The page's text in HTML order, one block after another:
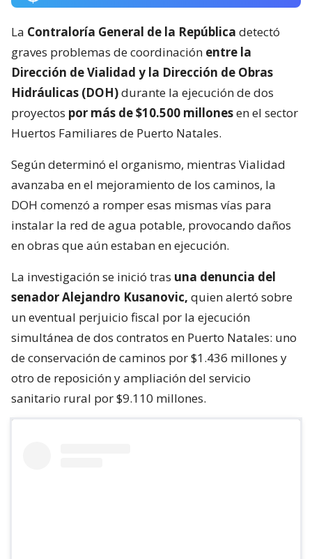
La Contraloría General de la República detectó
graves problemas de coordinación entre la
Dirección de Vialidad y la Dirección de Obras
Hidráulicas (DOH)durante la ejecución de dos
proyectos por más de $10.500 millonesen el sector
Huertos Familiares de Puerto Natales.
Según determinó el organismo, mientras Vialidad
avanzaba en el mejoramiento de los caminos, la
DOH comenzó a romper esas mismas vías para
instalar la red de agua potable, provocando daños
en obras que aún estaban en ejecución.
La investigación se inició tras una denuncia del
senador Alejandro Kusanovic, quien alertó sobre
un eventual perjuicio fiscal por la ejecución
simultánea de dos contratos en Puerto Natales: uno
de conservación de caminos por $1.436 millones y
otro de reposición y ampliación del servicio
sanitario rural por $9.110 millones.